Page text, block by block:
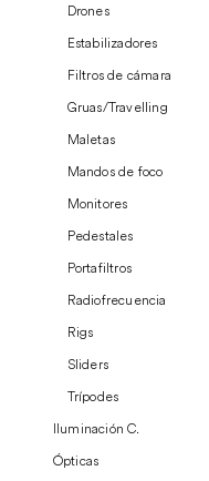
Drones
Estabilizadores
Filtros de cámara
Gruas/Travelling
Maletas
Mandos de foco
Monitores
Pedestales
Portafiltros
Radiofrecuencia
Rigs
Sliders
Trípodes
Iluminación C.
Ópticas